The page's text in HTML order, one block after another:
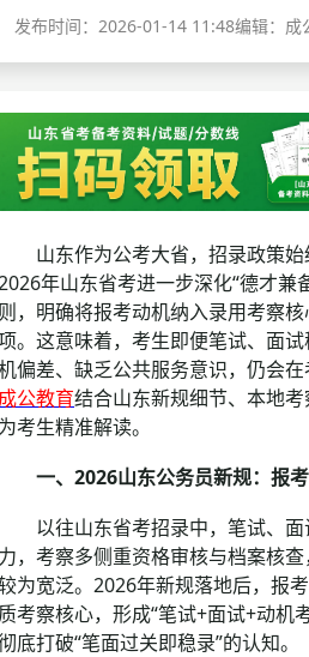
考试政策
成绩查询
分数线
资格复审
面试补录
公务员课程
警察/辅警
教师资格/
国企/银行
发布时间： 2026-01-14 11:48编辑：成
东作为公考大省，招录政策始
年山东省考进一步深化“德才兼
，明确将报考动机纳入录用考察
。这意味着，考生即便笔试、面
偏差、缺乏公共服务意识，仍会
公教育结合山东新规细节、本地考
考生精准解读。
、2026山东公务员新规：报考
往山东省考招录中，笔试、面
，考察多侧重资格审核与档案核
为宽泛。2026年新规落地后，报
考察核心，形成“笔试+面试+动机
底打破“笔面过关即稳录”的认知。